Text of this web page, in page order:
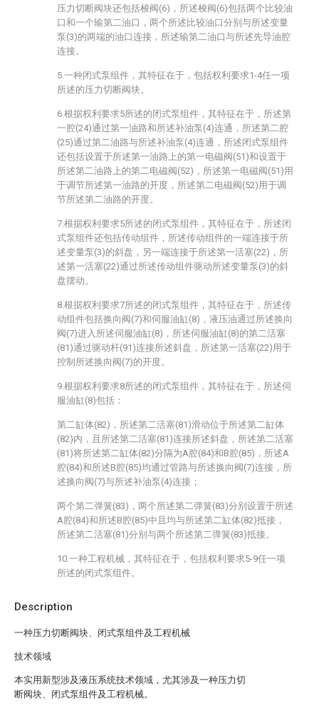
Description
一种压力切断阀块、闭式泵组件及工程机械
技术领域
本实用新型涉及液压系统技术领域，尤其涉及一种压力切
断阀块、闭式泵组件及工程机械。
压力切断阀块还包括梭阀(6)，所述梭阀(6)包括两个比较油
口和一个输第二油口，两个所述比较油口分别与所述变量
泵(3)的两端的油口连接，所述输第二油口与所述先导油腔
连接。
5.一种闭式泵组件，其特征在于，包括权利要求1-4任一项
所述的压力切断阀块。
6.根据权利要求5所述的闭式泵组件，其特征在于，所述第
一腔(24)通过第一油路和所述补油泵(4)连通，所述第二腔
(25)通过第二油路与所述补油泵(4)连通，所述闭式泵组件
还包括设置于所述第一油路上的第一电磁阀(51)和设置于
所述第二油路上的第二电磁阀(52)，所述第一电磁阀(51)用
于调节所述第一油路的开度，所述第二电磁阀(52)用于调
节所述第二油路的开度。
7.根据权利要求5所述的闭式泵组件，其特征在于，所述闭
式泵组件还包括传动组件，所述传动组件的一端连接于所
述变量泵(3)的斜盘，另一端连接于所述第一活塞(22)，所
述第一活塞(22)通过所述传动组件驱动所述变量泵(3)的斜
盘摆动。
8.根据权利要求7所述的闭式泵组件，其特征在于，所述传
动组件包括换向阀(7)和伺服油缸(8)，液压油通过所述换向
阀(7)进入所述伺服油缸(8)，所述伺服油缸(8)的第二活塞
(81)通过驱动杆(91)连接所述斜盘，所述第一活塞(22)用于
控制所述换向阀(7)的开度。
9.根据权利要求8所述的闭式泵组件，其特征在于，所述伺
服油缸(8)包括：
第二缸体(82)，所述第二活塞(81)滑动位于所述第二缸体
(82)内，且所述第二活塞(81)连接所述斜盘，所述第二活塞
(81)将所述第二缸体(82)分隔为A腔(84)和B腔(85)，所述A
腔(84)和所述B腔(85)均通过管路与所述换向阀(7)连接，所
述换向阀(7)与所述补油泵(4)连接；
两个第二弹簧(83)，两个所述第二弹簧(83)分别设置于所述
A腔(84)和所述B腔(85)中且均与所述第二缸体(82)抵接，
所述第二活塞(81)分别与两个所述第二弹簧(83)抵接。
10.一种工程机械，其特征在于，包括权利要求5-9任一项
所述的闭式泵组件。